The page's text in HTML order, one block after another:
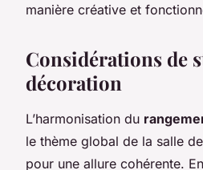
manière créative et
Considérations de
décoration
L’harmonisation du
le thème global de la salle
pour une allure cohérente.